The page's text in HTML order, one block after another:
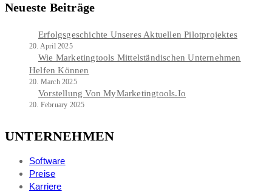
Neueste Beiträge
Erfolgsgeschichte Unseres Aktuellen Pilotprojektes
20. April 2025
Wie Marketingtools Mittelständischen Unternehmen
Helfen Können
20. March 2025
Vorstellung Von MyMarketingtools.io
20. February 2025
UNTERNEHMEN
Software
Preise
Karriere